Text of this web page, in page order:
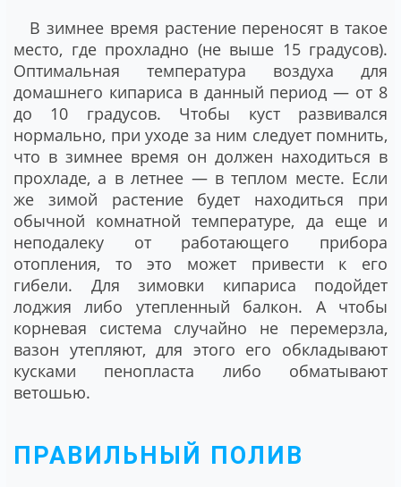
В зимнее время растение переносят в такое
место, где прохладно (не выше 15 градусов).
Оптимальная температура воздуха для
домашнего кипариса в данный период ― от 8
до 10 градусов. Чтобы куст развивался
нормально, при уходе за ним следует помнить,
что в зимнее время он должен находиться в
прохладе, а в летнее ― в теплом месте. Если
же зимой растение будет находиться при
обычной комнатной температуре, да еще и
неподалеку от работающего прибора
отопления, то это может привести к его
гибели. Для зимовки кипариса подойдет
лоджия либо утепленный балкон. А чтобы
корневая система случайно не перемерзла,
вазон утепляют, для этого его обкладывают
кусками пенопласта либо обматывают
ветошью.
ПРАВИЛЬНЫЙ ПОЛИВ